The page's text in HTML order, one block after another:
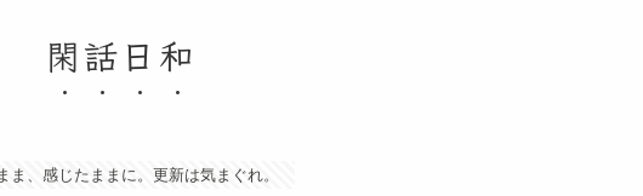
閑話日和
ま、感じたままに。更新は気まぐれ。